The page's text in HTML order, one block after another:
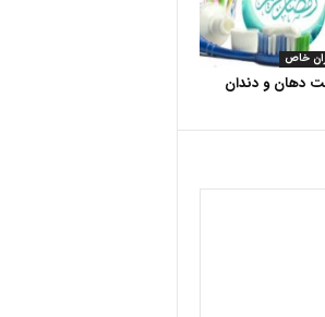
خاص
دهان و دندان